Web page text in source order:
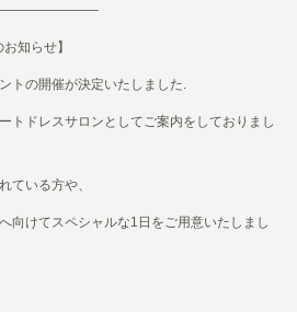
知らせ】
トの開催が決定いたしました.
トドレスサロンとしてご案内をしておりまし
ている方や、
向けてスペシャルな1日をご用意いたしまし